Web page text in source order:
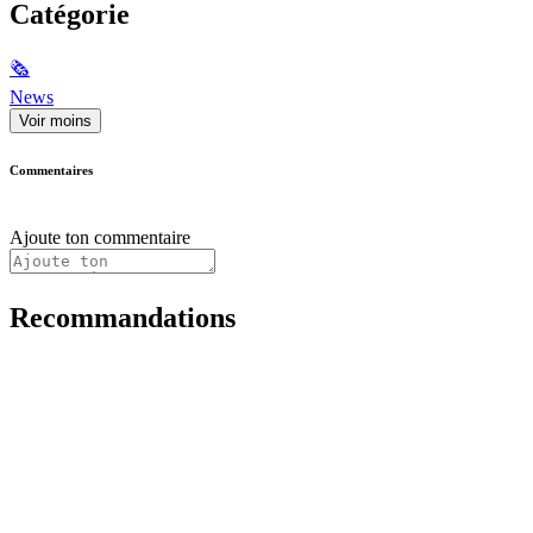
Catégorie
🗞
News
Voir moins
Commentaires
Ajoute ton commentaire
Recommandations